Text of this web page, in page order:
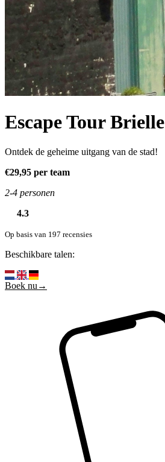
Escape Tour Brielle
Ontdek de geheime uitgang van de stad!
€29,95 per team
2-4 personen
4.3
Op basis van 197 recensies
Beschikbare talen:
Boek nu→